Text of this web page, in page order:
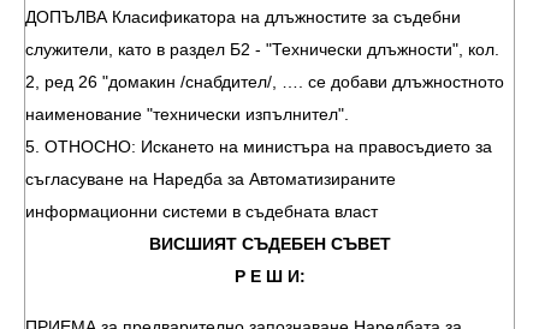
ДОПЪЛВА Класификатора на длъжностите за съдебни
служители, като в раздел Б2 - "Технически длъжности", кол.
2, ред 26 "домакин /снабдител/, …. се добави длъжностното
наименование "технически изпълнител".
5. ОТНОСНО: Искането на министъра на правосъдието за
съгласуване на Наредба за Автоматизираните
информационни системи в съдебната власт
ВИСШИЯТ СЪДЕБЕН СЪВЕТ
Р Е Ш И: